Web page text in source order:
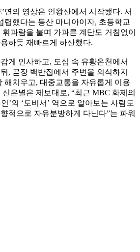
연의 영상은 인왕산에서 시작됐다. 서
렵했다는 등산 마니아이자, 초등학교
파람을 불며 가파른 계단도 거침없이
하듯 재빠르게 하산했다.
게 인사하고, 도심 속 유황온천에서
, 곧장 백반집에서 주변을 의식하지
해치우고, 대중교통을 자유롭게 이용
은별은 제보대로, “최근 MBC 화제의
’의 ‘도비서’ 역으로 알아보는 사람도
적으로 자유분방하게 다닌다”는 파워